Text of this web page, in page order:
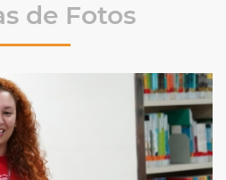
de Fotos